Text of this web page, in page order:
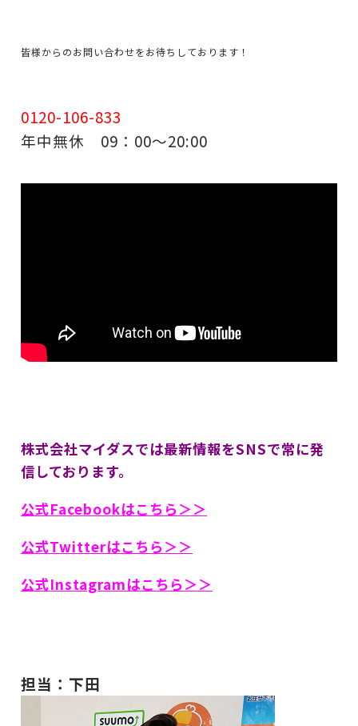
皆様からのお問い合わせをお待ちしております！
0120-106-833
年中無休 09：00～20:00
株式会社マイダスでは最新情報をSNSで常に発
信しております。
公式Facebookはこちら＞＞
公式Twitterはこちら＞＞
公式Instagramはこちら＞＞
担当：下田